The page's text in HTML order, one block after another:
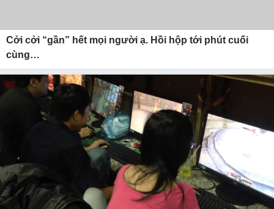
Cởi cởi “gần” hết mọi người ạ. Hồi hộp tới phút cuối
cùng…